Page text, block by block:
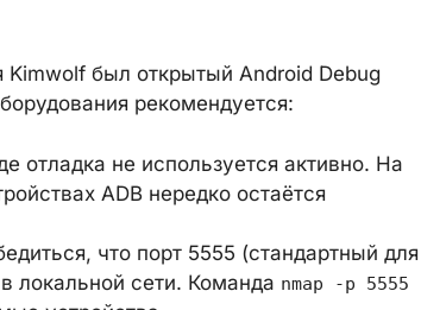
был открытый Android Debug
рекомендуется:
отладка не используется активно. На
ADB нередко остаётся
что порт 5555 (стандартный для
локальной сети. Команда nmap -p 5555